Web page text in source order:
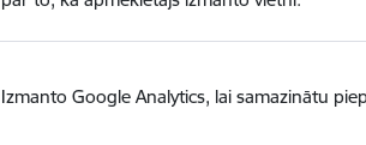
Izmanto Google Analytics, lai samazinātu